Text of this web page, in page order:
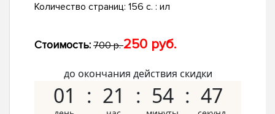
Количество страниц: 156 c. : ил
Стоимость: 700 р.250 руб.
до окончания действия скидки
01 21 54 46